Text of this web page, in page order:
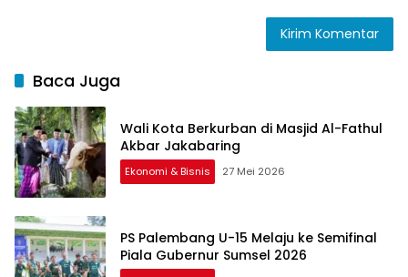
Baca Juga
Wali Kota Berkurban di Masjid Al-Fathul
Akbar Jakabaring
Ekonomi & Bisnis 27 Mei 2026
PS Palembang U-15 Melaju ke Semifinal
Piala Gubernur Sumsel 2026